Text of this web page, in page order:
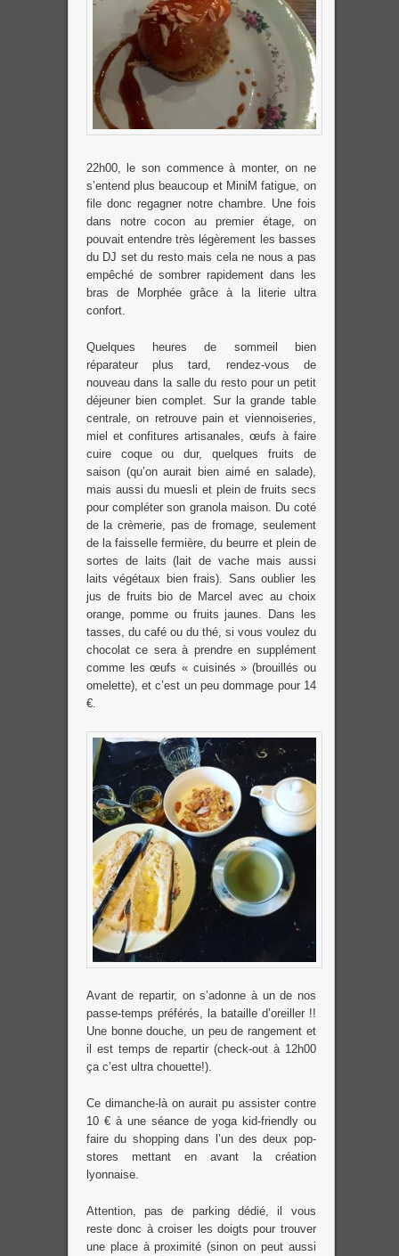
22h00, le son commence à monter, on ne
s’entend plus beaucoup et MiniM fatigue, on
file donc regagner notre chambre. Une fois
dans notre cocon au premier étage, on
pouvait entendre très légèrement les basses
du DJ set du resto mais cela ne nous a pas
empêché de sombrer rapidement dans les
bras de Morphée grâce à la literie ultra
confort.
Quelques heures de sommeil bien
réparateur plus tard, rendez-vous de
nouveau dans la salle du resto pour un petit
déjeuner bien complet. Sur la grande table
centrale, on retrouve pain et viennoiseries,
miel et confitures artisanales, œufs à faire
cuire coque ou dur, quelques fruits de
saison (qu’on aurait bien aimé en salade),
mais aussi du muesli et plein de fruits secs
pour compléter son granola maison. Du coté
de la crèmerie, pas de fromage, seulement
de la faisselle fermière, du beurre et plein de
sortes de laits (lait de vache mais aussi
laits végétaux bien frais). Sans oublier les
jus de fruits bio de Marcel avec au choix
orange, pomme ou fruits jaunes. Dans les
tasses, du café ou du thé, si vous voulez du
chocolat ce sera à prendre en supplément
comme les œufs « cuisinés » (brouillés ou
omelette), et c’est un peu dommage pour 14
€.
Avant de repartir, on s’adonne à un de nos
passe-temps préférés, la bataille d’oreiller !!
Une bonne douche, un peu de rangement et
il est temps de repartir (check-out à 12h00
ça c’est ultra chouette!).
Ce dimanche-là on aurait pu assister contre
10 € à une séance de yoga kid-friendly ou
faire du shopping dans l’un des deux pop-
stores mettant en avant la création
lyonnaise.
Attention, pas de parking dédié, il vous
reste donc à croiser les doigts pour trouver
une place à proximité (sinon on peut aussi